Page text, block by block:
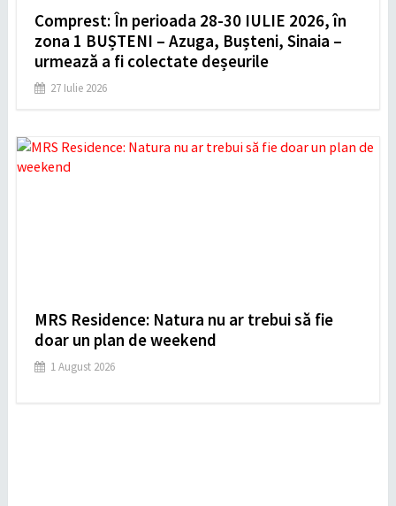
Comprest: În perioada 28-30 IULIE 2026, în
zona 1 BUȘTENI – Azuga, Bușteni, Sinaia –
urmează a fi colectate deșeurile
27 Iulie 2026
MRS Residence: Natura nu ar trebui să fie
doar un plan de weekend
1 August 2026